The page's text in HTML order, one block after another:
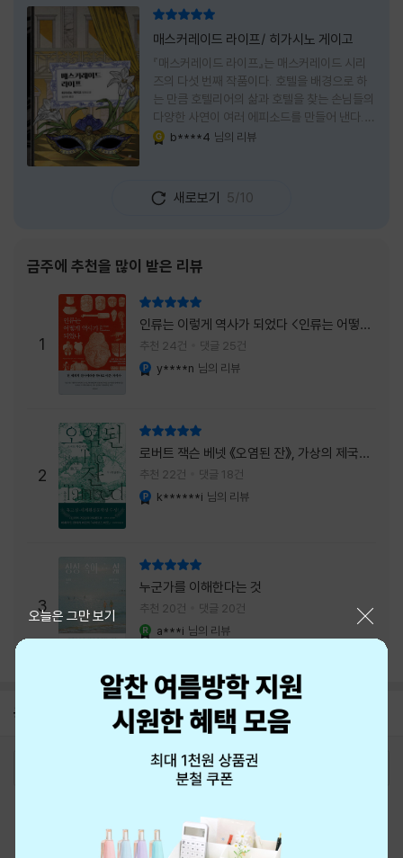
매스커레이드 라이프/ 히가시노 게이고
『매스커레이드 라이프』는 매스커레이드 시리
즈의 다섯 번째 작품이다. 호텔을 배경으로 하
는 만큼 호텔리어의 삶과 호텔을 찾는 손님들의
다양한 사연이 여러 에피소드를 만들어 낸다.
주인공은 호텔리어로서의 완벽함을 꿈꾸는 야
는 과정에서 나오미가 다치게 되자, 고스케는
모든 책임을 지고 형사직에서 물러난다. 하지만
을 받게 된다. 그렇게 끝난 4권 이후, 나는 5권
이 출간되기만을 기다렸다. 형사가 아닌 호텔리
어가 된 닛타 고스케의 모습이 무척 궁금했기
때문이다. 그동안 호텔에서 잠복 수사를 하며
어설픈 호텔리어의 가면을 쓰고 있었다면, 이제
는 가면
b****4 님의 리뷰
새로보기 5/10
금주에 추천을 많이 받은 리뷰
1
인류는 이렇게 역사가 되었다 <인류는 어떻게
역사가 되었나>
추천 24건 댓글 25건
y****n 님의 리뷰
2
로버트 잭슨 베넷 《오염된 잔》, 가상의 제국이
주는 실감과 미스터리 사건의 치밀함이 이루어
내는 최상의 시너지...
추천 22건 댓글 18건
k******i 님의 리뷰
3
누군가를 이해한다는 것
추천 20건 댓글 20건
a***i 님의 리뷰
공지 8월 신용카드 무이자할부 안내
오늘은 그만 보기
최근 본 상품
eBook 1:1문의/채팅상담
예스이십사(주) 사업자 정보